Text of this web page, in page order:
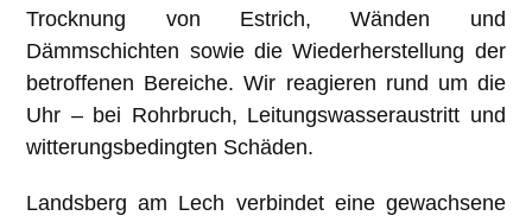
Trocknung von Estrich, Wänden und
Dämmschichten sowie die Wiederherstellung der
betroffenen Bereiche. Wir reagieren rund um die
Uhr – bei Rohrbruch, Leitungswasseraustritt und
witterungsbedingten Schäden.
Landsberg am Lech verbindet eine gewachsene